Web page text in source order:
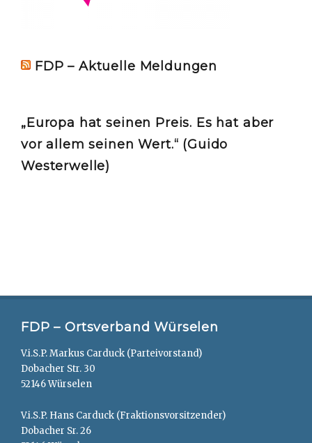
FDP – Aktuelle Meldungen
„Europa hat seinen Preis. Es hat aber
vor allem seinen Wert.“ (Guido
Westerwelle)
FDP – Ortsverband Würselen
V.i.S.P. Markus Carduck (Parteivorstand)
Dobacher Str. 30
52146 Würselen
V.i.S.P. Hans Carduck (Fraktionsvorsitzender)
Dobacher Sr. 26